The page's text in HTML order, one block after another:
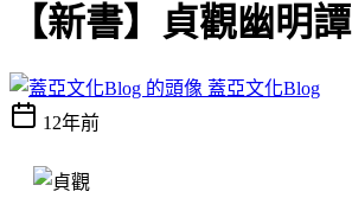
【新書】貞觀幽明譚
蓋亞文化Blog
12年前